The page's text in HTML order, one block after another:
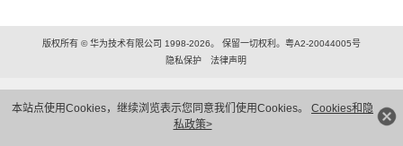
本站点使用Cookies，继续浏览表示您同意我们使用Cookies。 Cookies和隐
私政策>
版权所有 © 华为技术有限公司 1998-2026。 保留一切权利。粤A2-20044005号
隐私保护
法律声明